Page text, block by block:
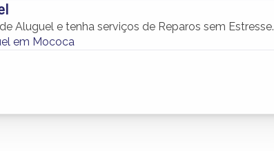
Aluguel e tenha serviços de Reparos sem Estresse.
em Mococa